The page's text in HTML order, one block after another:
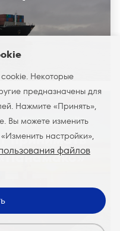
принимать
Некоторые
предназначены для
Нажмите «Принять»,
Вы можете изменить
настройки»,
файлов